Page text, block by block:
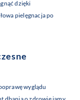
dzięki
pielęgnacja po
wyglądu